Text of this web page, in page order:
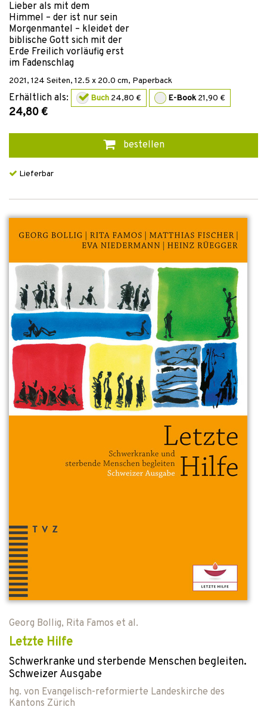
Lieber als mit dem
Himmel – der ist nur sein
Morgenmantel – kleidet der
biblische Gott sich mit der
Erde Freilich vorläufig erst
im Fadenschlag
2021, 124 Seiten, 12.5 x 20.0 cm, Paperback
Erhältlich als: Buch 24,80 € E-Book 21,90 €
24,80 €
bestellen
Lieferbar
Georg Bollig, Rita Famos et al.
Letzte Hilfe
Schwerkranke und sterbende Menschen begleiten.
Schweizer Ausgabe
hg. von Evangelisch-reformierte Landeskirche des
Kantons Zürich